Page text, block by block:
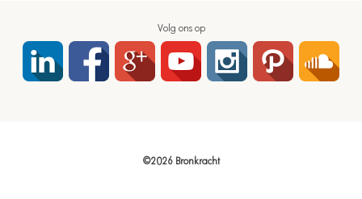
Volg ons op
©2026 Bronkracht